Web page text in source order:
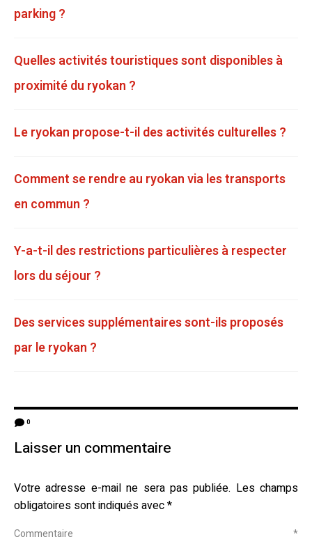
parking ?
Quelles activités touristiques sont disponibles à
proximité du ryokan ?
Le ryokan propose-t-il des activités culturelles ?
Comment se rendre au ryokan via les transports
en commun ?
Y-a-t-il des restrictions particulières à respecter
lors du séjour ?
Des services supplémentaires sont-ils proposés
par le ryokan ?
0
Laisser un commentaire
Votre adresse e-mail ne sera pas publiée. Les champs
obligatoires sont indiqués avec*